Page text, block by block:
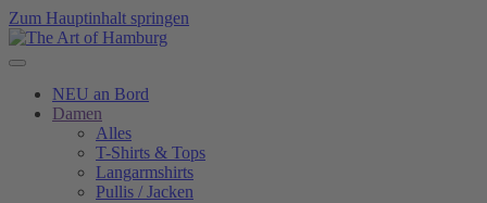
Zum Hauptinhalt springen
NEU an Bord
Damen
Alles
T-Shirts & Tops
Langarmshirts
Pullis / Jacken